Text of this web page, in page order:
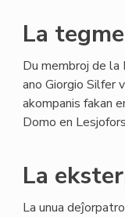
La
Du membroj de
ano Giorgio Silfer
akompanis fakan
Domo en
La
La unua